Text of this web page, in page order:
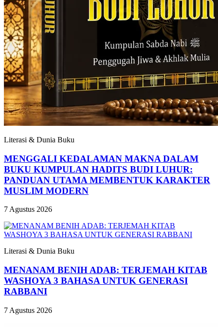
Literasi & Dunia Buku
MENGGALI KEDALAMAN MAKNA DALAM
BUKU KUMPULAN HADITS BUDI LUHUR:
PANDUAN UTAMA MEMBENTUK KARAKTER
MUSLIM MODERN
7 Agustus 2026
Literasi & Dunia Buku
MENANAM BENIH ADAB: TERJEMAH KITAB
WASHOYA 3 BAHASA UNTUK GENERASI
RABBANI
7 Agustus 2026